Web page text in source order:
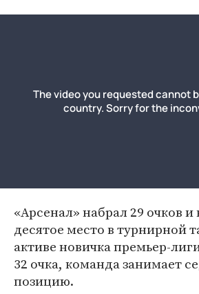
«Арсенал» набрал 29 очков
десятое место в турнирной
активе новичка премьер-
32 очка, команда занимает
позицию.